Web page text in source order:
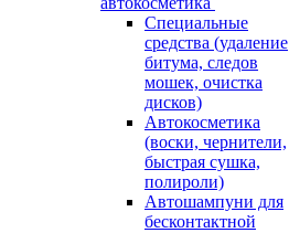
Специальные
средства (удаление
битума, следов
мошек, очистка
дисков)
Автокосметика
(воски, чернители,
быстрая сушка,
полироли)
Автошампуни для
бесконтактной